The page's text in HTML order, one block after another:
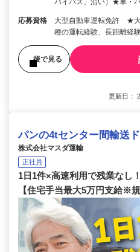
バイパス」沿い）★車・
応募資格
大型自動車運転免許 ★
種の運転経験、長距離経
後で見る
更新日：
パンの4tセンター間輸送
株式会社マスダ運輸
正社員
1日1件×高速利用で残業なし
【住宅手当最大5万円支給※規